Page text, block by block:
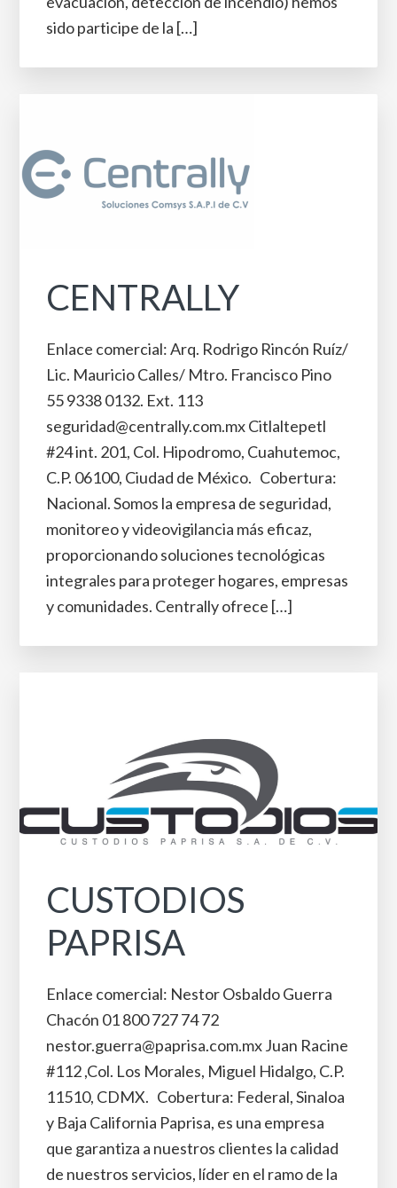
sido participe de la […]
CENTRALLY
Enlace comercial: Arq. Rodrigo Rincón Ruíz/
Lic. Mauricio Calles/ Mtro. Francisco Pino
55 9338 0132. Ext. 113
seguridad@centrally.com.mx Citlaltepetl
#24 int. 201, Col. Hipodromo, Cuahutemoc,
C.P. 06100, Ciudad de México. Cobertura:
Nacional. Somos la empresa de seguridad,
monitoreo y videovigilancia más eficaz,
proporcionando soluciones tecnológicas
integrales para proteger hogares, empresas
y comunidades. Centrally ofrece […]
CUSTODIOS
PAPRISA
Enlace comercial: Nestor Osbaldo Guerra
Chacón 01 800 727 74 72
nestor.guerra@paprisa.com.mx Juan Racine
#112 ,Col. Los Morales, Miguel Hidalgo, C.P.
11510, CDMX. Cobertura: Federal, Sinaloa
y Baja California Paprisa, es una empresa
que garantiza a nuestros clientes la calidad
de nuestros servicios, líder en el ramo de la